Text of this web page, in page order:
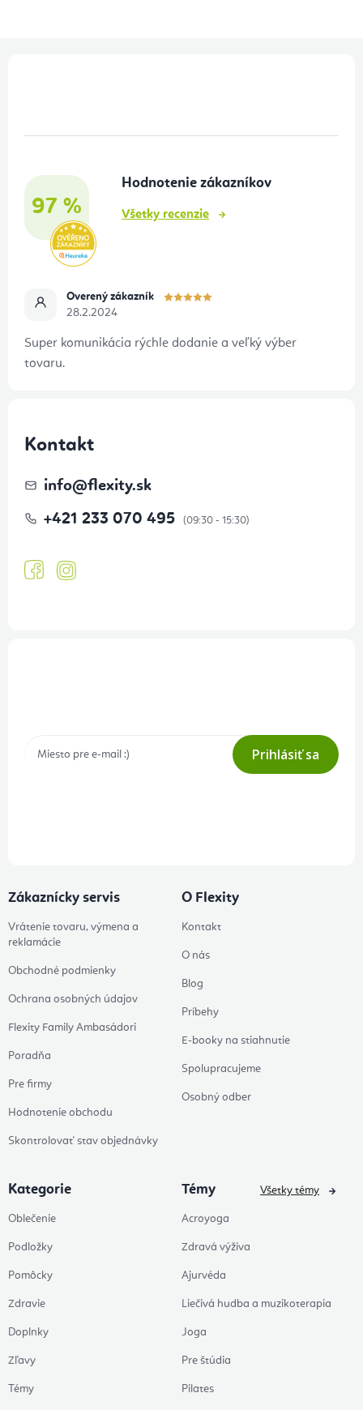
97 %
Hodnotenie zákazníkov
Všetky recenzie
Overený zákazník
28.2.2024
Super komunikácia rýchle dodanie a veľký výber
tovaru.
Kontakt
info@flexity.sk
+421 233 070 495
Prihlásiť sa
Zákaznícky servis
Vrátenie tovaru, výmena a
reklamácie
Obchodné podmienky
Ochrana osobných údajov
Flexity Family Ambasádori
Poradňa
Pre firmy
Hodnotenie obchodu
Skontrolovať stav objednávky
O Flexity
Kontakt
O nás
Blog
Príbehy
E-booky na stiahnutie
Spolupracujeme
Osobný odber
Kategorie
Oblečenie
Podložky
Pomôcky
Zdravie
Doplnky
Zľavy
Témy
Témy
Acroyoga
Zdravá výživa
Ajurvéda
Liečivá hudba a muzikoterapia
Joga
Pre štúdia
Pilates
Všetky témy